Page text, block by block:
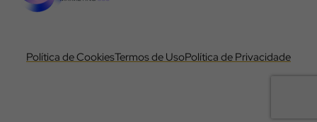
Política de CookiesTermos de UsoPolítica de Privacidade